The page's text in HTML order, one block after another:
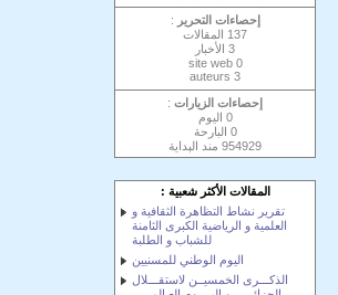
إحصاءات التحرير :
137 المقالات
3 الأخبار
0 site web
3 auteurs
إحصاءات الزيارات :
0 اليوم
0 البارحة
954929 مند الٻداية
المقالات الأكثر شعبية :
تقرير نشاط التظاهرة الثقافية و
العلمية و الرياضية الكبرى الثامنة
للشباب و الطلبة
اليوم الوطني للمسنيين
الذكـــرى الخمسيــن لاستقـــلال